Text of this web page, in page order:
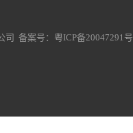
司 备案号： 粤ICP备20047291号